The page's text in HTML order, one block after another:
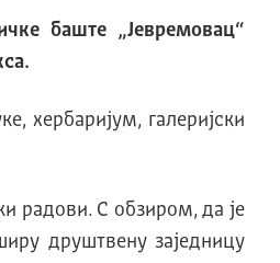
баште „Јевремовац“
хербаријум, галеријски
радови. С обзиром, да је
друштвену заједницу